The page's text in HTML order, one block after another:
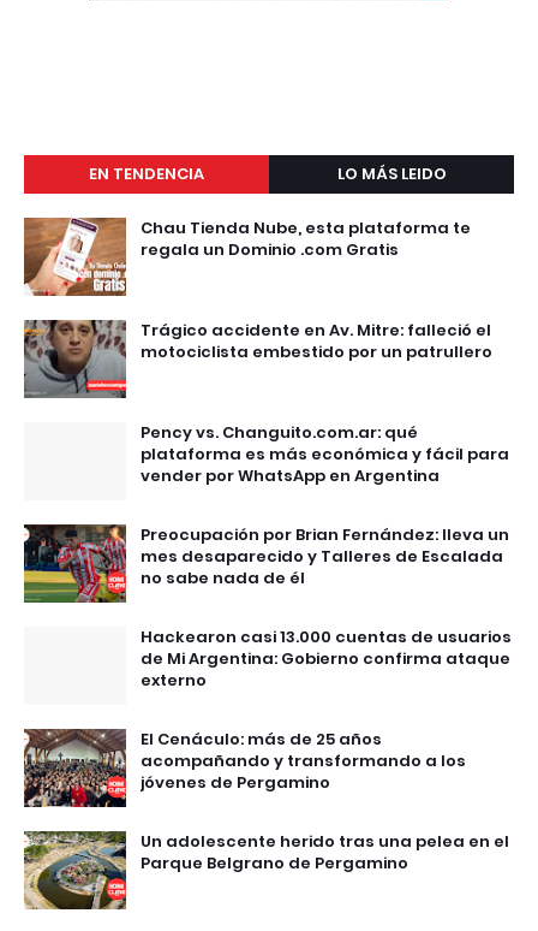
EN TENDENCIA LO MÁS LEIDO
Chau Tienda Nube, esta plataforma te
regala un Dominio .com Gratis
Trágico accidente en Av. Mitre: falleció el
motociclista embestido por un patrullero
Pency vs. Changuito.com.ar: qué
plataforma es más económica y fácil para
vender por WhatsApp en Argentina
Preocupación por Brian Fernández: lleva un
mes desaparecido y Talleres de Escalada
no sabe nada de él
Hackearon casi 13.000 cuentas de usuarios
de Mi Argentina: Gobierno confirma ataque
externo
El Cenáculo: más de 25 años
acompañando y transformando a los
jóvenes de Pergamino
Un adolescente herido tras una pelea en el
Parque Belgrano de Pergamino